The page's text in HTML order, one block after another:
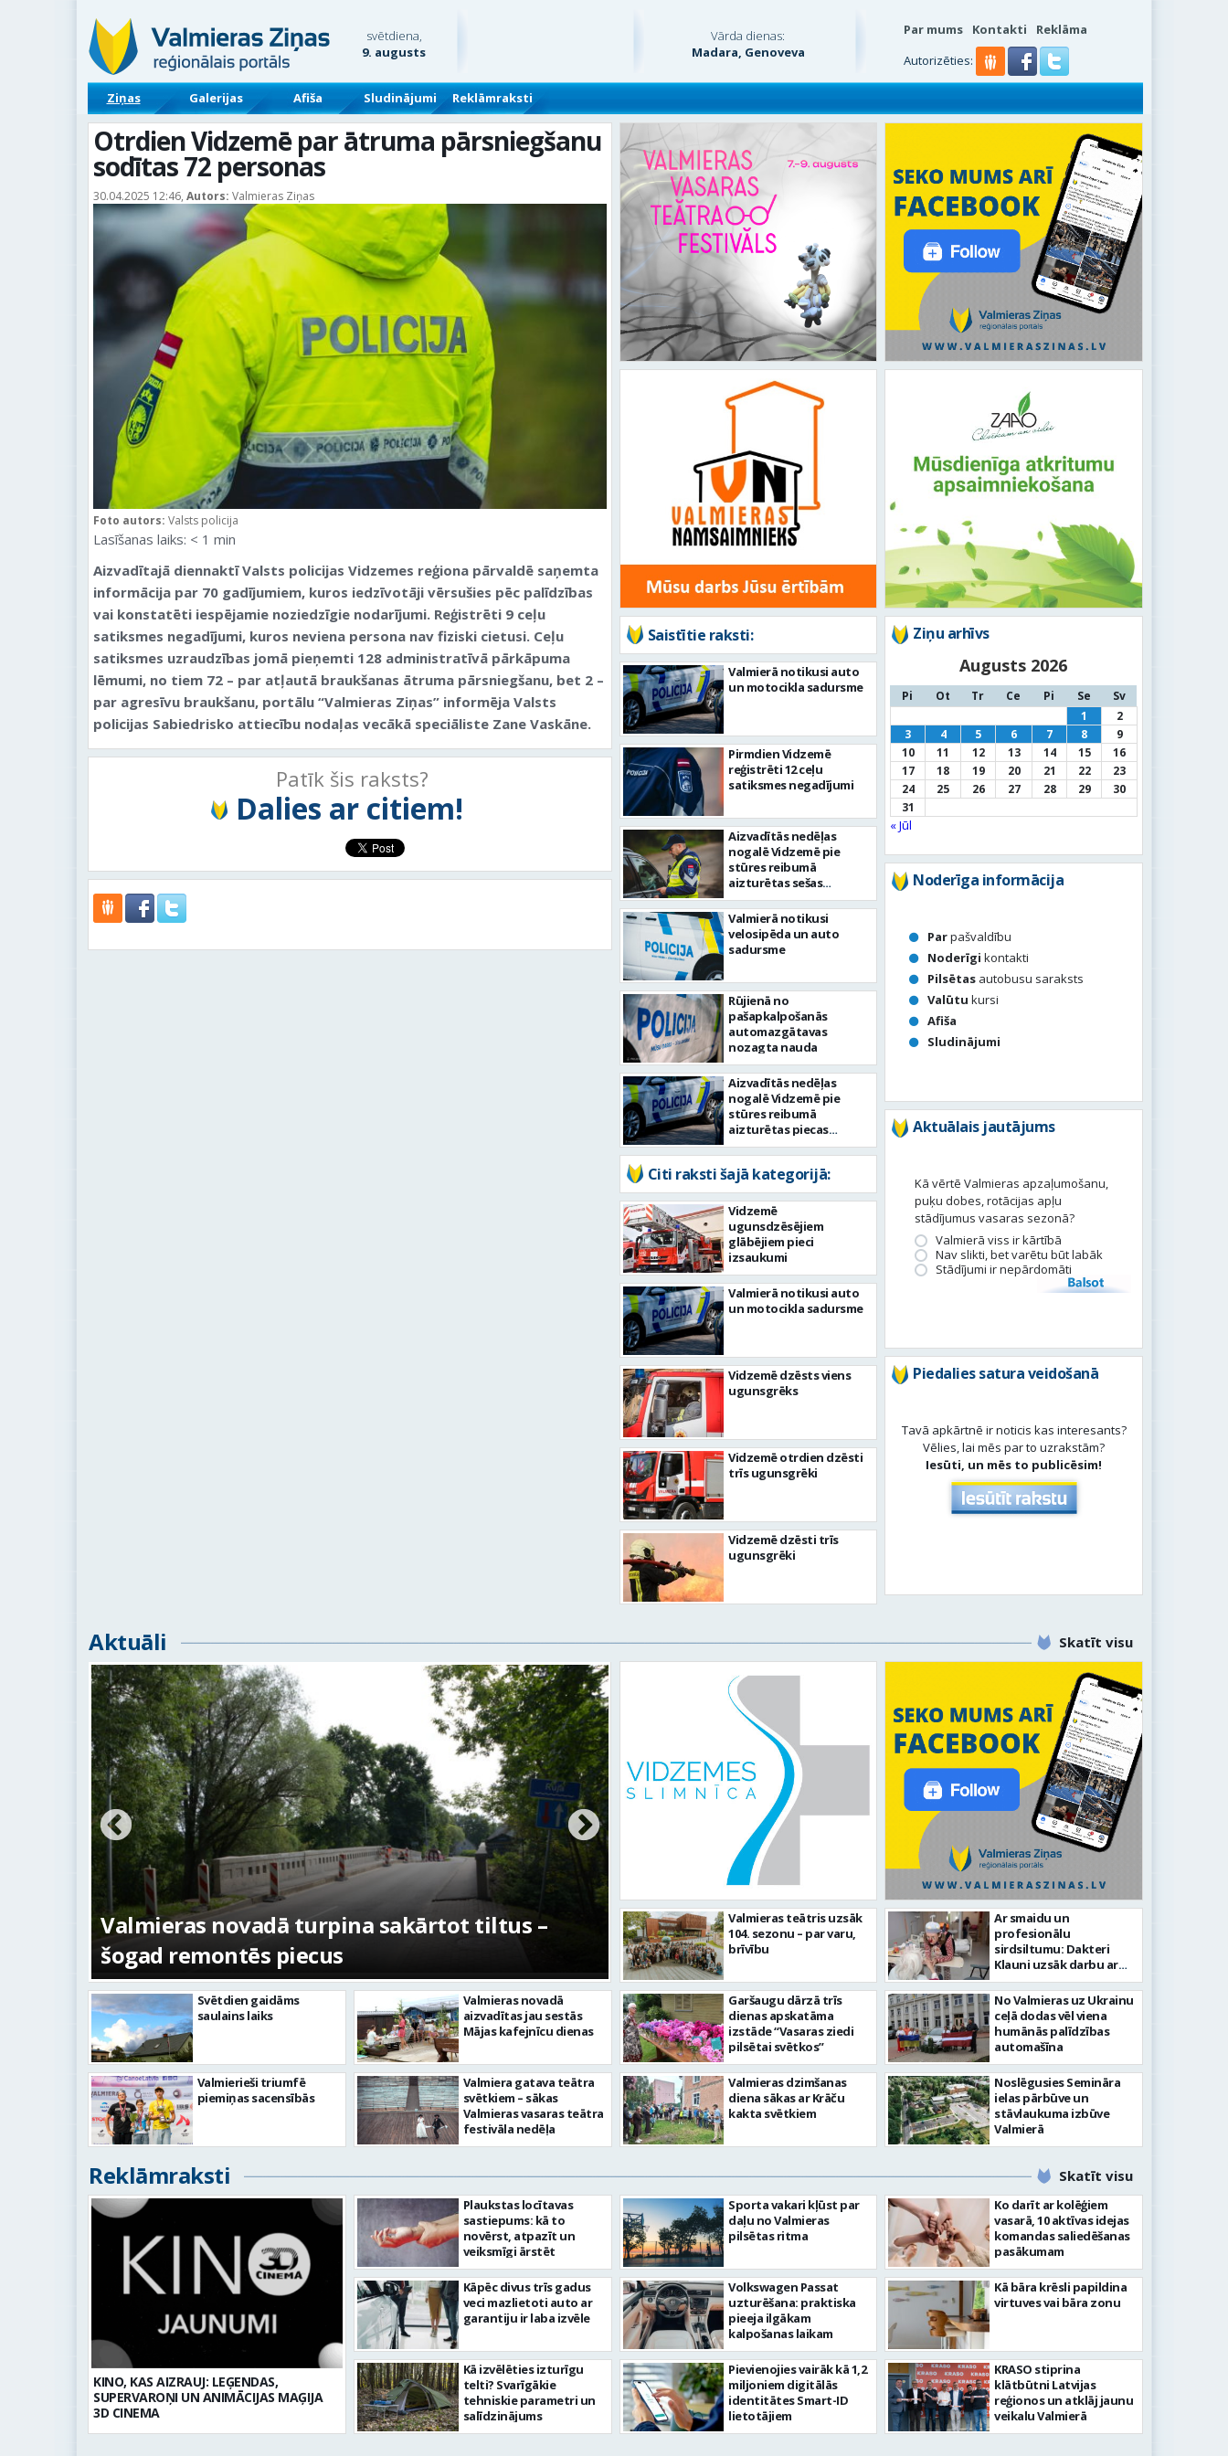
svētdiena,
9. augusts
Vārda dienas:
Madara, Genoveva
Par mums Kontakti
Reklāma
Autorizēties:
Ziņas Galerijas Afiša Sludinājumi Reklāmraksti
Otrdien Vidzemē par ātruma pārsniegšanu
sodītas 72 personas
30.04.2025 12:46, Autors: Valmieras Ziņas
Foto autors: Valsts policija
Lasīšanas laiks: < 1 min
Aizvadītajā diennaktī Valsts policijas Vidzemes reģiona pārvaldē saņemta
informācija par 70 gadījumiem, kuros iedzīvotāji vērsušies pēc palīdzības
vai konstatēti iespējamie noziedzīgie nodarījumi. Reģistrēti 9 ceļu
satiksmes negadījumi, kuros neviena persona nav fiziski cietusi. Ceļu
satiksmes uzraudzības jomā pieņemti 128 administratīvā pārkāpuma
lēmumi, no tiem 72 – par atļautā braukšanas ātruma pārsniegšanu, bet 2 –
par agresīvu braukšanu, portālu “Valmieras Ziņas” informēja Valsts
policijas Sabiedrisko attiecību nodaļas vecākā speciāliste Zane Vaskāne.
Patīk šis raksts?
Dalies ar citiem!
Saistītie raksti:
Valmierā notikusi auto
un motocikla sadursme
Pirmdien Vidzemē
reģistrēti 12 ceļu
satiksmes negadījumi
Aizvadītās nedēļas
nogalē Vidzemē pie
stūres reibumā
aizturētas sešas
personas
Valmierā notikusi
velosipēda un auto
sadursme
Rūjienā no
pašapkalpošanās
automazgātavas
nozagta nauda
Aizvadītās nedēļas
nogalē Vidzemē pie
stūres reibumā
aizturētas piecas
personas
Citi raksti šajā kategorijā:
Vidzemē
ugunsdzēsējiem
glābējiem pieci
izsaukumi
Valmierā notikusi auto
un motocikla sadursme
Vidzemē dzēsts viens
ugunsgrēks
Vidzemē otrdien dzēsti
trīs ugunsgrēki
Vidzemē dzēsti trīs
ugunsgrēki
Ziņu arhīvs
Augusts 2026
Pi Ot Tr Ce Pi Se
Sv
1
2
3
4 5 6 7 8
9
10
11 12 13 14 15
16
17
18 19 20 21 22
23
24
25 26 27 28 29
30
31
« Jūl
Noderīga informācija
Parpašvaldību
Noderīgi kontakti
Pilsētas autobusu saraksts
Valūtu kursi
Afiša
Sludinājumi
Aktuālais jautājums
Kā vērtē Valmieras apzaļumošanu,
puķu dobes, rotācijas apļu
stādījumus vasaras sezonā?
Valmierā viss ir kārtībā
Nav slikti, bet varētu būt labāk
Stādījumi ir nepārdomāti
Balsot
Piedalies satura veidošanā
Tavā apkārtnē ir noticis kas interesants?
Vēlies, lai mēs par to uzrakstām?
Iesūti, un mēs to publicēsim!
Aktuāli Skatīt visu
Valmieras novadā turpina sakārtot tiltus –
šogad remontēs piecus
No pagaidu teātra līdz laikmetīgās kultūras
centram – kā attīstīsies “Kurtuve”
Svētdien gaidāms
saulains laiks
Valmierieši triumfē
piemiņas sacensībās
Valmieras novadā
aizvadītas jau sestās
Mājas kafejnīcu dienas
Valmiera gatava teātra
svētkiem – sākas
Valmieras vasaras teātra
festivāla nedēļa
Valmieras teātris uzsāk
104. sezonu – par varu,
brīvību
Garšaugu dārzā trīs
dienas apskatāma
izstāde “Vasaras ziedi
pilsētai svētkos”
Valmieras dzimšanas
diena sākas ar Krāču
kakta svētkiem
Ar smaidu un
profesionālu
sirdsiltumu: Dakteri
Klauni uzsāk darbu ar
senioriem Vidzemes
slimnīcā
No Valmieras uz Ukrainu
ceļā dodas vēl viena
humānās palīdzības
automašīna
Noslēgusies Semināra
ielas pārbūve un
stāvlaukuma izbūve
Valmierā
Reklāmraksti Skatīt visu
KINO, KAS AIZRAUJ: LEĢENDAS,
SUPERVAROŅI UN ANIMĀCIJAS MAĢIJA
3D CINEMA
Plaukstas locītavas
sastiepums: kā to
novērst, atpazīt un
veiksmīgi ārstēt
Kāpēc divus trīs gadus
veci mazlietoti auto ar
garantiju ir laba izvēle
Kā izvēlēties izturīgu
telti? Svarīgākie
tehniskie parametri un
salīdzinājums
Sporta vakari kļūst par
daļu no Valmieras
pilsētas ritma
Volkswagen Passat
uzturēšana: praktiska
pieeja ilgākam
kalpošanas laikam
Pievienojies vairāk kā 1,2
miljoniem digitālās
identitātes Smart-ID
lietotājiem
Ko darīt ar kolēģiem
vasarā, 10 aktīvas idejas
komandas saliedēšanas
pasākumam
Kā bāra krēsli papildina
virtuves vai bāra zonu
KRASO stiprina
klātbūtni Latvijas
reģionos un atklāj jaunu
veikalu Valmierā